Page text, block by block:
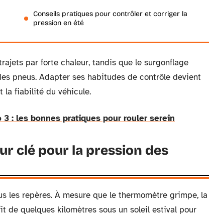
Conseils pratiques pour contrôler et corriger la
pression en été
par forte chaleur, tandis que le surgonflage
pneus. Adapter ses habitudes de contrôle devient
la fiabilité du véhicule.
: les bonnes pratiques pour rouler serein
clé pour la pression des
les repères. À mesure que le thermomètre grimpe, la
de quelques kilomètres sous un soleil estival pour